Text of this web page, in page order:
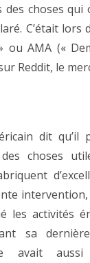
des choses
C’était lors
ou AMA («
Reddit, le
dit qu’il
choses
les activités
sa
avait